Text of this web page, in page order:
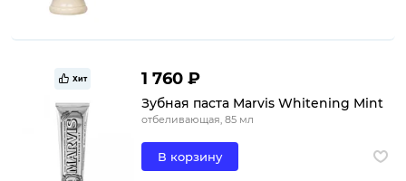
Хит 1 760 ₽
Зубная паста Marvis Whitening Mint
отбеливающая, 85 мл
В корзину